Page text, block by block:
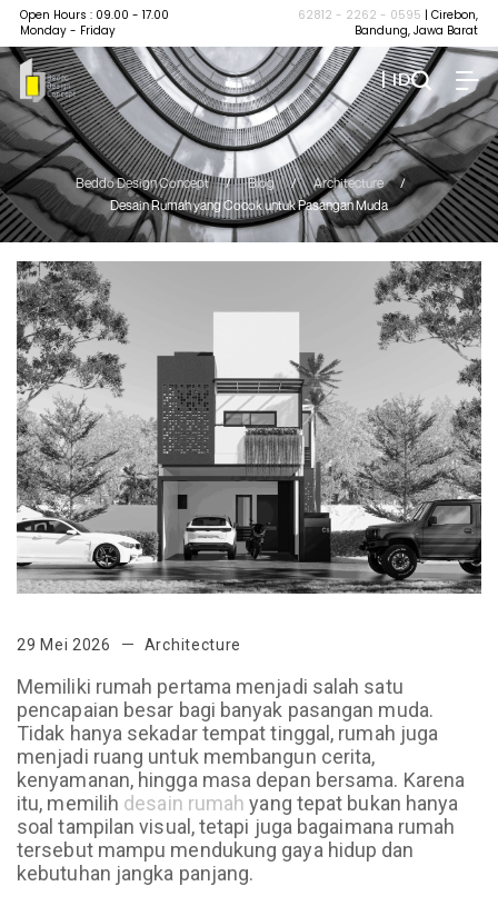
Open Hours : 09.00 - 17.00
Monday - Friday
62812 - 2262 - 0595 | Cirebon,
Bandung, Jawa Barat
| ID
Beddo Design Concept / Blog / Architecture
/
Desain Rumah yang Cocok untuk Pasangan Muda
29 Mei 2026 Architecture
Memiliki rumah pertama menjadi salah satu
pencapaian besar bagi banyak pasangan muda.
Tidak hanya sekadar tempat tinggal, rumah juga
menjadi ruang untuk membangun cerita,
kenyamanan, hingga masa depan bersama. Karena
itu, memilih desain rumah yang tepat bukan hanya
soal tampilan visual, tetapi juga bagaimana rumah
tersebut mampu mendukung gaya hidup dan
kebutuhan jangka panjang.